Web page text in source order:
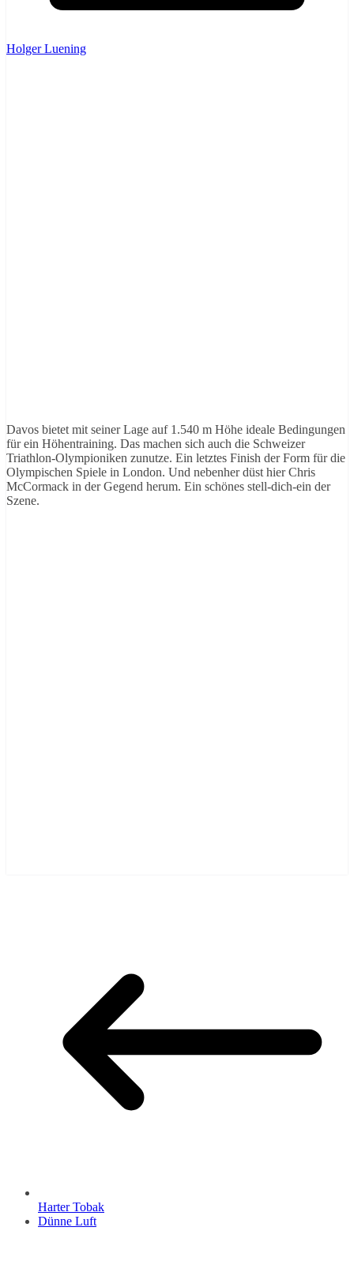
Holger Luening
Davos bietet mit seiner Lage auf 1.540 m Höhe ideale Bedingungen
für ein Höhentraining. Das machen sich auch die Schweizer
Triathlon-Olympioniken zunutze. Ein letztes Finish der Form für die
Olympischen Spiele in London. Und nebenher düst hier Chris
McCormack in der Gegend herum. Ein schönes stell-dich-ein der
Szene.
Harter Tobak
Dünne Luft